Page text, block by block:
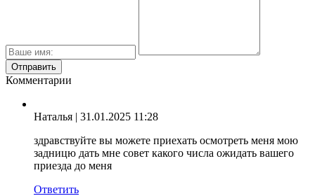
Комментарии
Наталья | 31.01.2025 11:28
здравствуйте вы можете приехать осмотреть меня мою
задницю дать мне совет какого числа ожидать вашего
приезда до меня
Ответить